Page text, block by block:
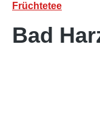
Früchtetee
Bad